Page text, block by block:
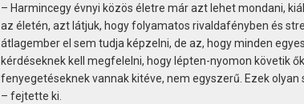
– Harmincegy évnyi közös életre már azt lehet mondani,
az életén, azt látjuk, hogy folyamatos rivaldafényben és
átlagember el sem tudja képzelni, de az, hogy minden
kérdéseknek kell megfelelni, hogy lépten-nyomon követik
fenyegetéseknek vannak kitéve, nem egyszerű. Ezek
– fejtette ki.